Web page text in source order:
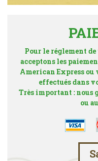
Pour le réglement
acceptons les
American Express
effectués dans
Très important : nous
ou